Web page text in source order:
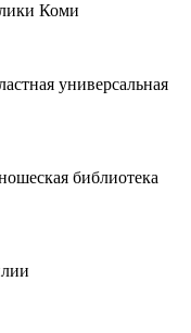
Коми
универсальная
библиотека